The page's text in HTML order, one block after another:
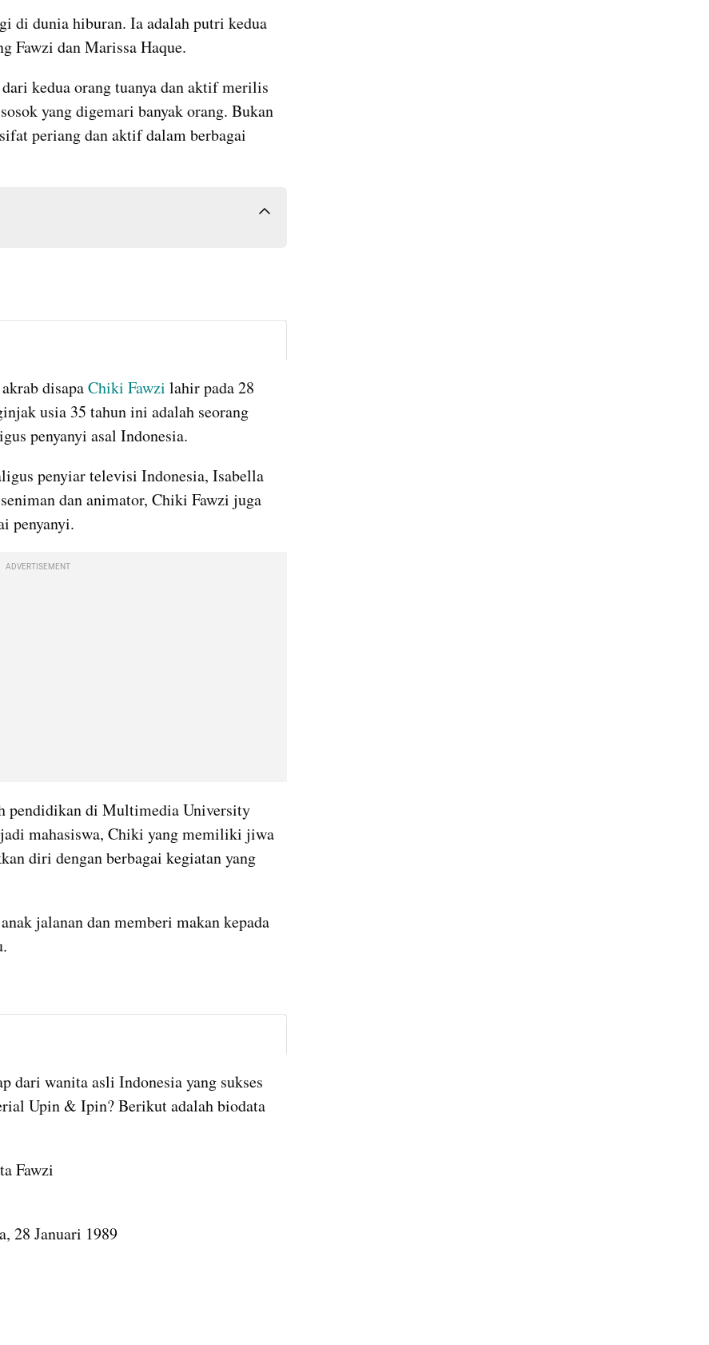
di dunia hiburan. Ia adalah putri kedua
Fawzi dan Marissa Haque.
kedua orang tuanya dan aktif merilis
yang digemari banyak orang. Bukan
periang dan aktif dalam berbagai
disapa Chiki Fawzi lahir pada 28
usia 35 tahun ini adalah seorang
penyanyi asal Indonesia.
penyiar televisi Indonesia, Isabella
dan animator, Chiki Fawzi juga
penyanyi.
ADVERTISEMENT
pendidikan di Multimedia University
mahasiswa, Chiki yang memiliki jiwa
diri dengan berbagai kegiatan yang
jalanan dan memberi makan kepada
dari wanita asli Indonesia yang sukses
Upin & Ipin? Berikut adalah biodata
Fawzi
28 Januari 1989